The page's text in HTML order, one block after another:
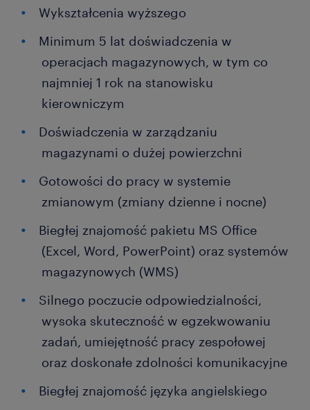
Wykształcenia wyższego
Minimum 5 lat doświadczenia w
operacjach magazynowych, w tym co
najmniej 1 rok na stanowisku
kierowniczym
Doświadczenia w zarządzaniu
magazynami o dużej powierzchni
Gotowości do pracy w systemie
zmianowym (zmiany dzienne i nocne)
Biegłej znajomość pakietu MS Office
(Excel, Word, PowerPoint) oraz systemów
magazynowych (WMS)
Silnego poczucie odpowiedzialności,
wysoka skuteczność w egzekwowaniu
zadań, umiejętność pracy zespołowej
oraz doskonałe zdolności komunikacyjne
Biegłej znajomość języka angielskiego